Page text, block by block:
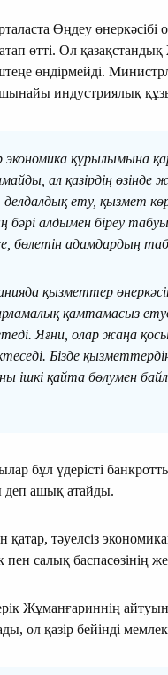
Өңдеу
атап өтті. Ол
өндірмейді.
индустриялық
экономика құрылымына
ал қазірдің өзінде
делдалдық ету, қызмет
бәрі алдымен біреу
бөлетін адамдардың
қызметтер
қамтамасыз
Яғни, олар жаңа
Бізде
ішкі қайта бөлумен
бұл үдерісті
ашық атайды.
қатар, тәуелсіз
пен салық баспасөзінің
Жұманғариннің
ол қазір бейінді